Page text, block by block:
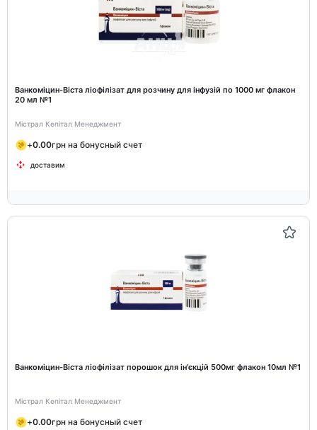
Ванкоміцин-Віста ліофілізат для розчину для інфузій по 1000 мг флакон
20 мл №1
Містрал Кепітал Менеджмент
+0.00грн на бонусный счет
доставим
Ванкоміцин-Віста ліофілізат порошок для ін'єкцій 500мг флакон 10мл №1
Містрал Кепітал Менеджмент
+0.00грн на бонусный счет